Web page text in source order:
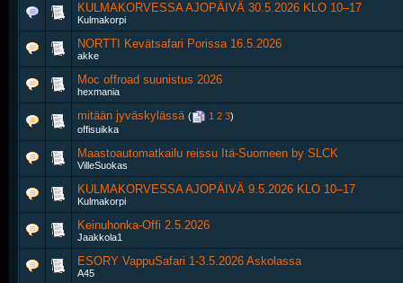
KULMAKORVESSA AJOPÄIVÄ 30.5.2026 KLO 10–17
Kulmakorpi
NORTTI Kevätsafari Porissa 16.5.2026
akke
Moc offroad suunistus 2026
hexmania
mitään jyväskylässä‎ ( 1 2 3)
offisuikka
Maastoautomatkailu reissu Itä-Suomeen by SLCK
VilleSuokas
KULMAKORVESSA AJOPÄIVÄ 9.5.2026 KLO 10–17
Kulmakorpi
Keinuhonka-Offi 2.5.2026
Jaakkola1
ESORY VappuSafari 1-3.5.2026 Askolassa
A45